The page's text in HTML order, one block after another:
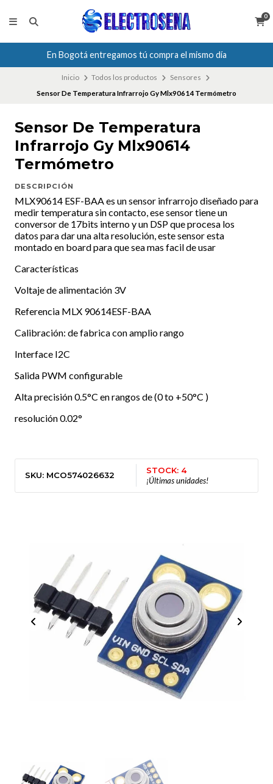
0
En Bogotá entregamos tú compra el mismo día
Inicio Todos los productos
Sensores
Sensor De Temperatura Infrarrojo Gy Mlx90614 Termómetro
Sensor De Temperatura
Infrarrojo Gy Mlx90614
Termómetro
DESCRIPCIÓN
MLX90614 ESF-BAA es un sensor infrarrojo diseñado para
medir temperatura sin contacto, ese sensor tiene un
conversor de 17bits interno y un DSP que procesa los
datos para dar una alta resolución, este sensor esta
montado en board para que sea mas facil de usar
Características
Voltaje de alimentación 3V
Referencia MLX 90614ESF-BAA
Calibración: de fabrica con amplio rango
Interface I2C
Salida PWM configurable
Alta precisión 0.5°C en rangos de (0 to +50°C )
resolución 0.02°
SKU: MCO574026632
STOCK: 4
¡Últimas unidades!